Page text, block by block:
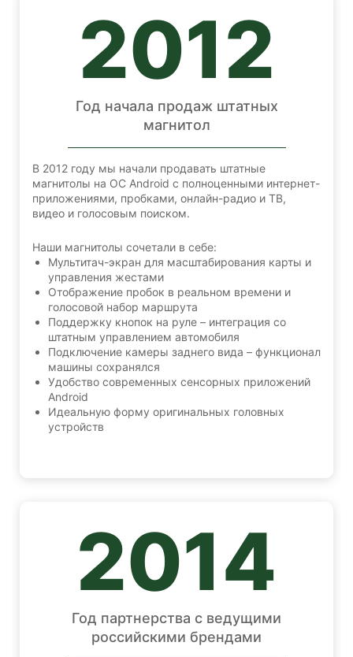
2012
Год начала продаж штатных
магнитол
В 2012 году мы начали продавать штатные
магнитолы на ОС Android с полноценными интернет-
приложениями, пробками, онлайн-радио и ТВ,
видео и голосовым поиском.
Наши магнитолы сочетали в себе:
Мультитач-экран для масштабирования карты и
управления жестами
Отображение пробок в реальном времени и
голосовой набор маршрута
Поддержку кнопок на руле – интеграция со
штатным управлением автомобиля
Подключение камеры заднего вида – функционал
машины сохранялся
Удобство современных сенсорных приложений
Android
Идеальную форму оригинальных головных
устройств
2014
Год партнерства с ведущими
российскими брендами